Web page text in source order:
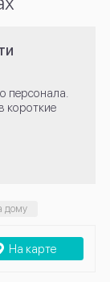
персонала.
короткие
дому
На карте